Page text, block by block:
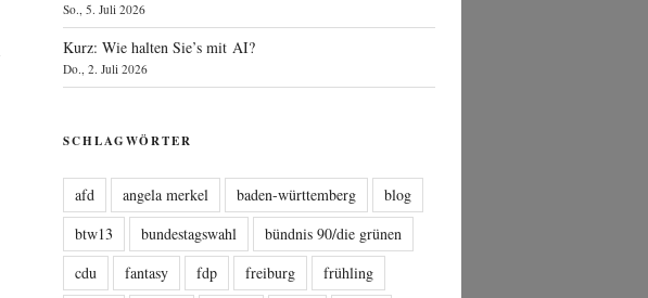
So., 5. Juli 2026
Kurz: Wie halten Sie’s mit AI?
Do., 2. Juli 2026
SCHLAGWÖRTER
afd angela merkel baden-württemberg
blog
btw13
bundestagswahl
bündnis 90/die grünen
cdu
fantasy fdp freiburg
frühling